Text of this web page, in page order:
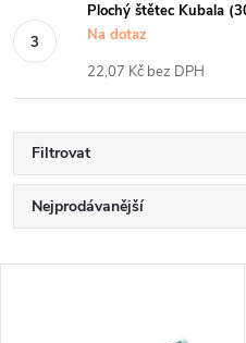
Plochý štětec Kubala
Na dotaz
22,07 Kč bez DPH
Filtrovat
Ř
a
Nejprodávanější